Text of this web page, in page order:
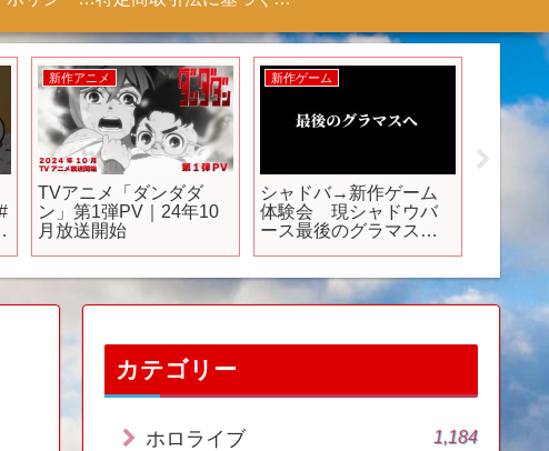
新作アニメ
TVアニメ「ダンダダ
ン」第1弾PV｜24年10
月放送開始
新作ゲーム
シャドバ→新作ゲーム
体験会 現シャドウバ
ース最後のグラマスへ
12日（
カテゴリー
ホロライブ 1,184